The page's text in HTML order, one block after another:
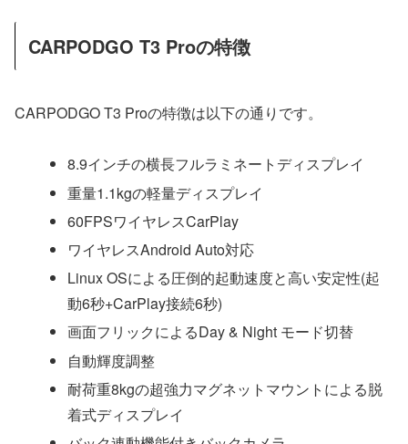
CARPODGO T3 Proの特徴
CARPODGO T3 Proの特徴は以下の通りです。
8.9インチの横長フルラミネートディスプレイ
重量1.1kgの軽量ディスプレイ
60FPSワイヤレスCarPlay
ワイヤレスAndroid Auto対応
Linux OSによる圧倒的起動速度と高い安定性(起
動6秒+CarPlay接続6秒)
画面フリックによるDay & Night モード切替
自動輝度調整
耐荷重8kgの超強力マグネットマウントによる脱
着式ディスプレイ